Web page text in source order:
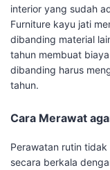
interior yang sudah
Furniture kayu jati
dibanding material
tahun membuat
dibanding harus
tahun.
Cara Merawat
Perawatan rutin
secara berkala